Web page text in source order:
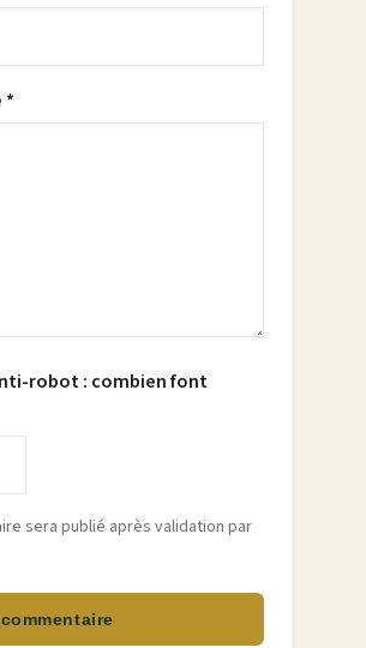
*
robot : combien font
sera publié après validation par